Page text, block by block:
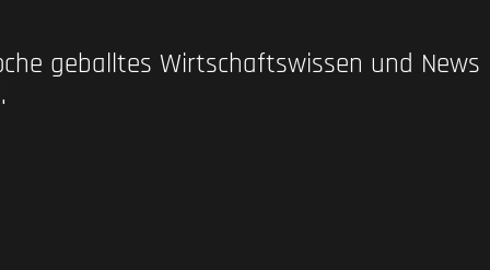
geballtes Wirtschaftswissen und News